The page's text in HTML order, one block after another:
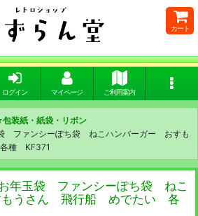
カート
ログイン マイページ ご利用案内
装紙・紙袋・リボン
ファンシーぽち袋 ねこハンバーガー おすも
各種 KF371
年玉袋 ファンシーぽち袋 ねこ
もうさん 飛行船 めでたい 各